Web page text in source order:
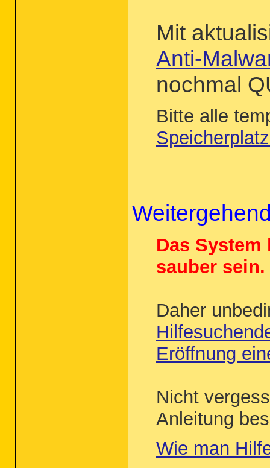
Mit
Anti-
nochmal
Bitte alle
Das
sauber sein.
Daher
Eröffnung
Nicht
Anleitung
Wie man